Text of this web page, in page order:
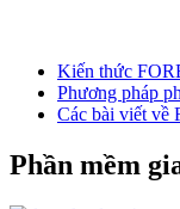
Kiến thức
Phương pháp
Các bài viết về
Phần mềm